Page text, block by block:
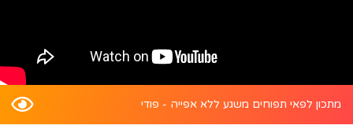
מתכון לפאי תפוחים משגע ללא אפייה - פודי